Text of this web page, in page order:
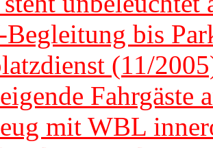
bis
(11/
Fahrgäste
mit WBL